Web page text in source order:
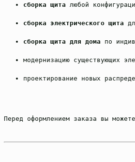
сборка щита любой
сборка электрического щита
сборка щита для дома по
модернизацию существующих
проектирование новых
Перед оформлением заказа вы